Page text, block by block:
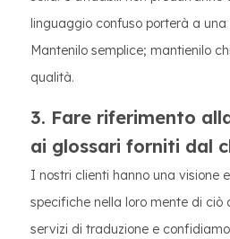
linguaggio confuso porterà a
Mantenilo semplice; mantienilo
qualità.
3. Fare riferimento
ai glossari forniti dal
I nostri clienti hanno una visione
specifiche nella loro mente di ciò
servizi di traduzione e